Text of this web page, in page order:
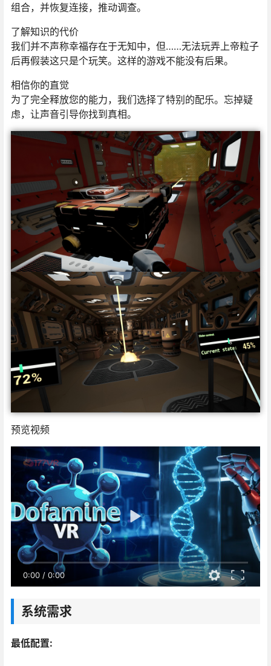
组合，并恢复连接，推动调查。
了解知识的代价
我们并不声称幸福存在于无知中，但……无法玩弄上帝粒子
后再假装这只是个玩笑。这样的游戏不能没有后果。
相信你的直觉
为了完全释放您的能力，我们选择了特别的配乐。忘掉疑
虑，让声音引导你找到真相。
预览视频
0:00 / 0:00
系统需求
最低配置: